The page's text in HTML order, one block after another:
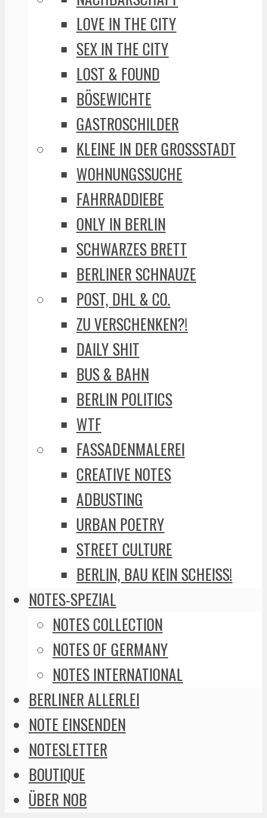
LOVE IN THE CITY
SEX IN THE CITY
LOST & FOUND
BÖSEWICHTE
GASTROSCHILDER
KLEINE IN DER GROSSSTADT
WOHNUNGSSUCHE
FAHRRADDIEBE
ONLY IN BERLIN
SCHWARZES BRETT
BERLINER SCHNAUZE
POST, DHL & CO.
ZU VERSCHENKEN?!
DAILY SHIT
BUS & BAHN
BERLIN POLITICS
WTF
FASSADENMALEREI
CREATIVE NOTES
ADBUSTING
URBAN POETRY
STREET CULTURE
BERLIN, BAU KEIN SCHEISS!
NOTES-SPEZIAL
NOTES COLLECTION
NOTES OF GERMANY
NOTES INTERNATIONAL
BERLINER ALLERLEI
NOTE EINSENDEN
NOTESLETTER
BOUTIQUE
ÜBER NOB